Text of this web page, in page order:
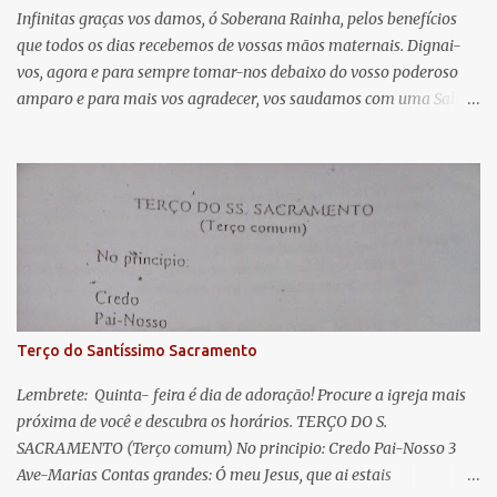
á
r
i
o
Infinitas graças vos damos, ó Soberana Rainha, pelos benefícios
que todos os dias recebemos de vossas mãos maternais. Dignai-
vos, agora e para sempre tomar-nos debaixo do vosso poderoso
amparo e para mais vos agradecer, vos saudamos com uma Salve
lágrimas. Eia, pois, Advogada nossa, estes vossos olhos
misericordiosos a nós volvei, e depois deste desterro, mostrai-nos
Jesus. Bendito é o fruto do vosso ventre, ó clemente, ó piedosa, ó
doce e sempre Virgem Maria. Rogai por nós Santa Mãe de Deus.
Para que sejamos dignos das promessas de Cristo. Amém.
Terço do Santíssimo Sacramento
Lembrete: Quinta- feira é dia de adoração! Procure a igreja mais
próxima de você e descubra os horários. TERÇO DO S.
SACRAMENTO (Terço comum) No principio: Credo Pai-Nosso 3
Ave-Marias Contas grandes: Ó meu Jesus, que ai estais